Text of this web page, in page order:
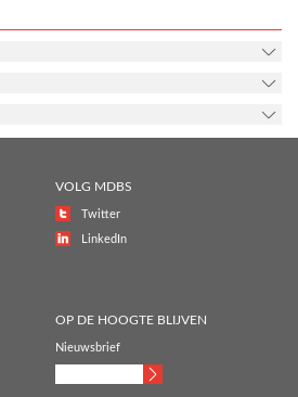
VOLG MDBS
Twitter
LinkedIn
OP DE HOOGTE BLIJVEN
Nieuwsbrief